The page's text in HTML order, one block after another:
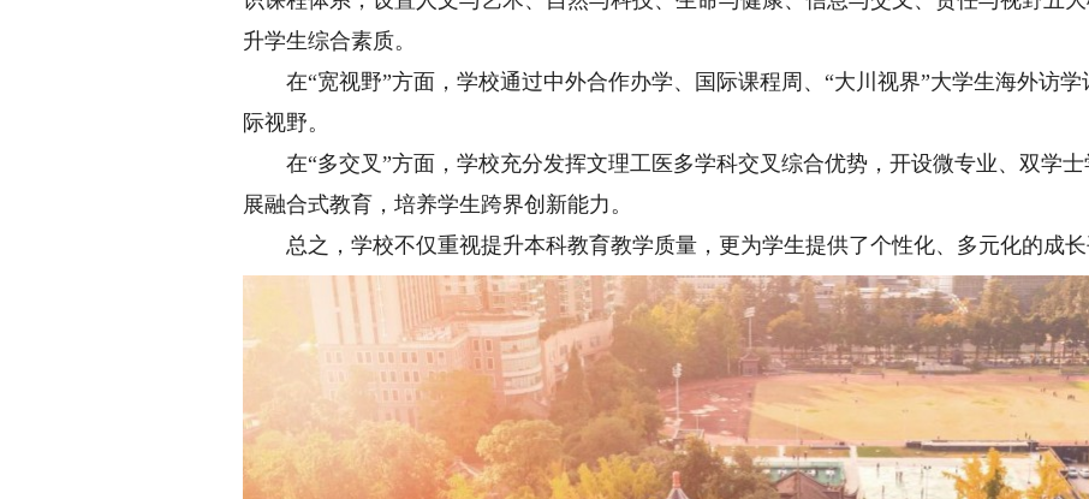
升学生综合素质。
在“宽视野”方面，学校通过中外合作办学、国际课程周、“大川视界”大学生海外访学
际视野。
在“多交叉”方面，学校充分发挥文理工医多学科交叉综合优势，开设微专业、双学士
展融合式教育，培养学生跨界创新能力。
总之，学校不仅重视提升本科教育教学质量，更为学生提供了个性化、多元化的成长